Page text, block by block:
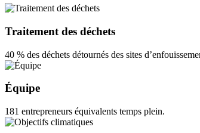
Traitement des déchets
40 % des déchets détournés des sites
Équipe
181 entrepreneurs équivalents temps plein.